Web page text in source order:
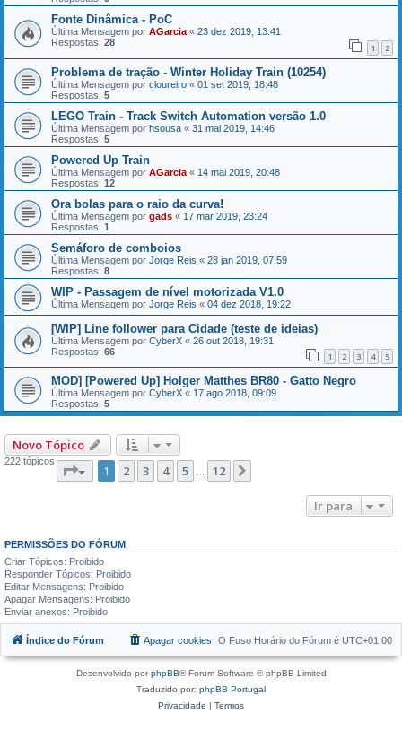
Fonte Dinâmica - PoC
Última Mensagem por AGarcia « 23 dez 2019, 13:41
Respostas: 28 1 2
Problema de tração - Winter Holiday Train (10254)
Última Mensagem por cloureiro « 01 set 2019, 18:48
Respostas: 5
LEGO Train - Track Switch Automation versão 1.0
Última Mensagem por hsousa « 31 mai 2019, 14:46
Respostas: 5
Powered Up Train
Última Mensagem por AGarcia « 14 mai 2019, 20:48
Respostas: 12
Ora bolas para o raio da curva!
Última Mensagem por gads « 17 mar 2019, 23:24
Respostas: 1
Semáforo de comboios
Última Mensagem por Jorge Reis « 28 jan 2019, 07:59
Respostas: 8
WIP - Passagem de nível motorizada V1.0
Última Mensagem por Jorge Reis « 04 dez 2018, 19:22
[WIP] Line follower para Cidade (teste de ideias)
Última Mensagem por CyberX « 26 out 2018, 19:31
Respostas: 66 1 2 3 4 5
MOD] [Powered Up] Holger Matthes BR80 - Gatto Negro
Última Mensagem por CyberX « 17 ago 2018, 09:09
Respostas: 5
Novo Tópico
222 tópicos
Página 1de
1 2 3 4 5 ... 12
Ir para
PERMISSÕES DO FÓRUM
Criar Tópicos: Proibido
Responder Tópicos: Proibido
Editar Mensagens: Proibido
Apagar Mensagens: Proibido
Enviar anexos: Proibido
Índice do Fórum O Fuso Horário do Fórum é UTC+01:00
Apagar cookies
Desenvolvido porphpBB® Forum Software © phpBB Limited
Traduzido por: phpBB Portugal
Privacidade | Termos